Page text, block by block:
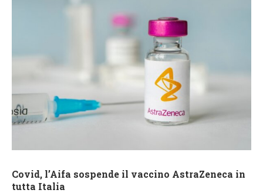
Covid, l’Aifa sospende il vaccino AstraZeneca in
tutta Italia